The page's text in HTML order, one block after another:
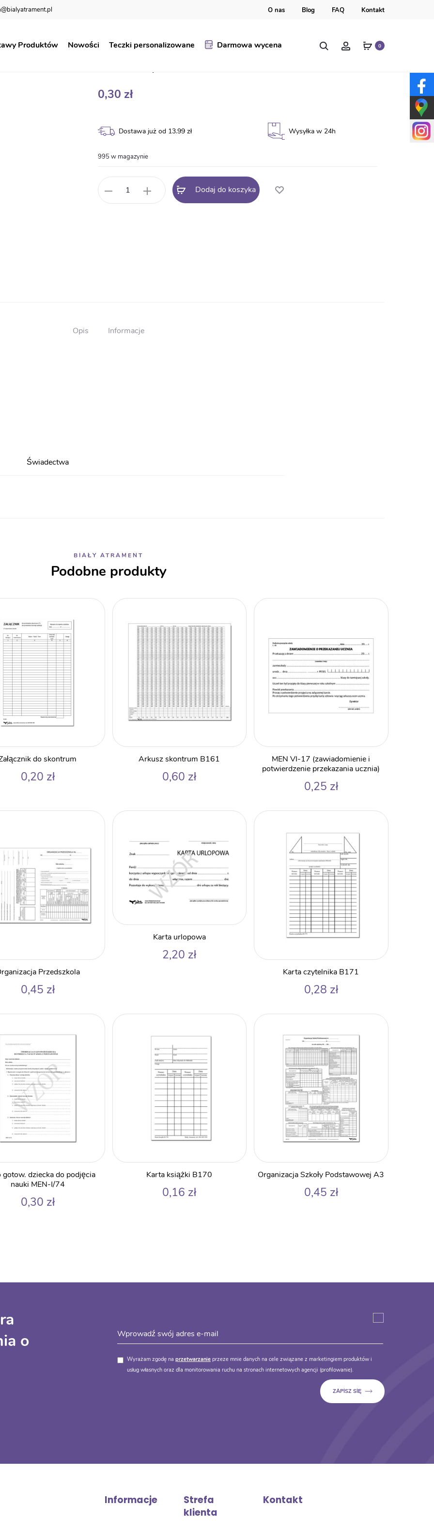
O nas Blog FAQ Kontakt
Produktów Nowości Teczki personalizowane Darmowa wycena Szukaj Account0
0,30 zł
Dostawa już od 13.99 zł Wysyłka w 24h
995 w magazynie
żywieniowa
Dodaj do koszyka
Opis Informacje
Świadectwa
BIAŁY ATRAMENT
Podobne produkty
do skontrum
0,20 zł
Arkusz skontrum B161
0,60 zł
MEN VI-17 (zawiadomienie i
potwierdzenie przekazania ucznia)
0,25 zł
Przedszkola
0,45 zł
Karta urlopowa
2,20 zł
Karta czytelnika B171
0,28 zł
gotow. dziecka do podjęcia
nauki MEN-I/74
0,30 zł
Karta książki B170
0,16 zł
Organizacja Szkoły Podstawowej A3
0,45 zł
o
Wyrażam zgodę na przetwarzanie przeze mnie danych na cele związane z marketingiem produktów i
usług własnych oraz dla monitorowania ruchu na stronach internetowych agencji (profilowanie).
Informacje
Strefa
klienta
Kontakt